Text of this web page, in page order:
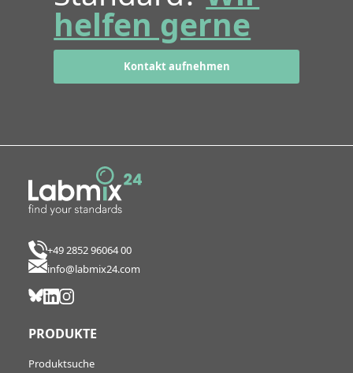
helfen gerne
Kontakt aufnehmen
+49 2852 96064 00
info@labmix24.com
PRODUKTE
Produktsuche